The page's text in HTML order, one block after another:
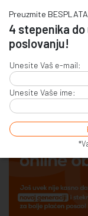
Preuzmite
4 stepenika
poslovanju!
Unesite Vaš e-mail:
Unesite Vaše ime:
E-COMMERCE &
ONLINE